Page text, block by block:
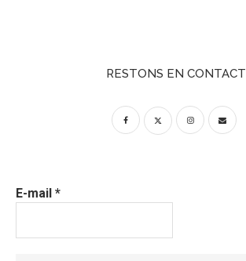
RESTONS EN CONTACT
E-mail *